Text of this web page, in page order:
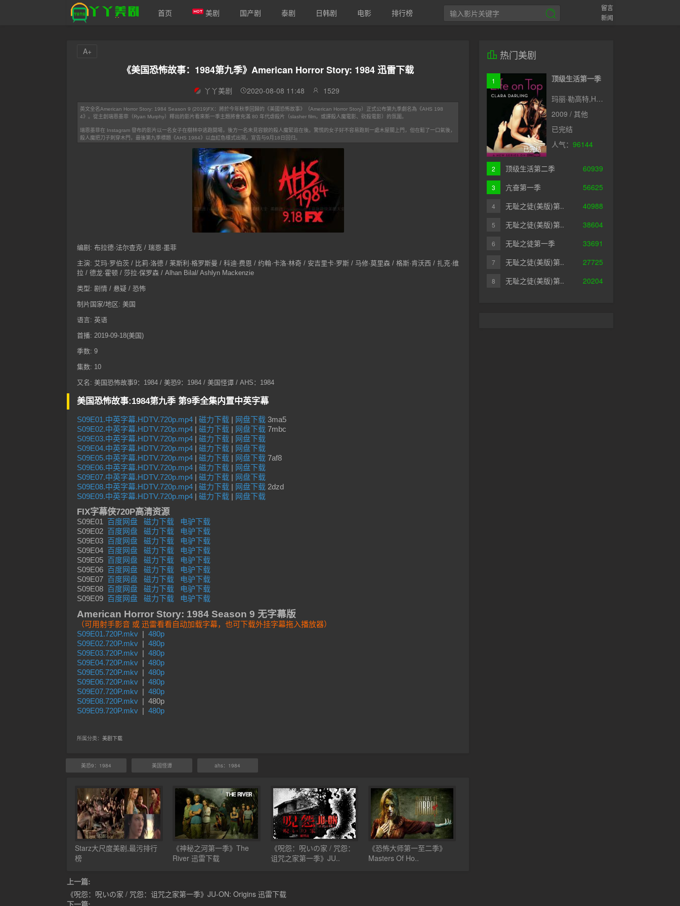
爱美剧
首页 美剧 国产剧 泰剧 日韩剧 电影 排行榜
留言
新闻
《美国恐怖故事：1984第九季》American Horror Story: 1984 迅雷下载
丫丫美剧 2020-08-08 11:48 1529
英文全名American Horror Story: 1984 Season 9 (2019)FX：將於今年秋季回歸的《美國恐怖故事》（American Horror Story）正式公布第九季劇名為《AHS 198
4》。從主創瑞恩墨菲（Ryan Murphy）釋出的影片看來新一季主題將會充滿 80 年代虐殺片（slasher film，或譯殺人魔電影、砍殺電影）的氛圍。
瑞恩墨菲在 Instagram 發布的影片以一名女子在樹林中逃跑開場，後方一名未見容貌的殺人魔緊追在後。驚慌的女子好不容易跑到一處木屋關上門，但在鬆了一口氣後，
殺人魔把刀子刺穿木門，最後第九季標題《AHS 1984》以血紅色樣式出現，宣告与9月18日回归。
编剧: 布拉德·法尔查克 / 瑞恩·墨菲
主演: 艾玛·罗伯茨 / 比莉·洛德 / 莱斯利·格罗斯曼 / 科迪·费恩 / 约翰·卡洛·林奇 / 安吉里卡·罗斯 / 马修·莫里森 / 格斯·肯沃西 / 扎克·维
拉 / 德龙·霍顿 / 莎拉·保罗森 / Alhan Bilal/ Ashlyn Mackenzie
类型: 剧情 / 悬疑 / 恐怖
制片国家/地区: 美国
语言: 英语
首播: 2019-09-18(美国)
季数: 9
集数: 10
又名: 美国恐怖故事9：1984 / 美恐9：1984 / 美国怪谭 / AHS：1984
美国恐怖故事:1984第九季 第9季全集内置中英字幕
S09E01.中英字幕.HDTV.720p.mp4 | 磁力下载 | 网盘下载 3ma5
S09E02.中英字幕.HDTV.720p.mp4 | 磁力下载 | 网盘下载 7mbc
S09E03.中英字幕.HDTV.720p.mp4 | 磁力下载 | 网盘下载
S09E04.中英字幕.HDTV.720p.mp4 | 磁力下载 | 网盘下载
S09E05.中英字幕.HDTV.720p.mp4 | 磁力下载 | 网盘下载 7af8
S09E06.中英字幕.HDTV.720p.mp4 | 磁力下载 | 网盘下载
S09E07.中英字幕.HDTV.720p.mp4 | 磁力下载 | 网盘下载
S09E08.中英字幕.HDTV.720p.mp4 | 磁力下载 | 网盘下载 2dzd
S09E09.中英字幕.HDTV.720p.mp4 | 磁力下载 | 网盘下载
FIX字幕侠720P高清资源
S09E01 百度网盘 磁力下载
电驴下载
S09E02 百度网盘 磁力下载
电驴下载
S09E03 百度网盘 磁力下载
电驴下载
S09E04 百度网盘 磁力下载
电驴下载
S09E05 百度网盘 磁力下载
电驴下载
S09E06 百度网盘 磁力下载
电驴下载
S09E07 百度网盘 磁力下载
电驴下载
S09E08 百度网盘 磁力下载
电驴下载
S09E09 百度网盘 磁力下载 电驴下载
American Horror Story: 1984 Season 9 无字幕版
（可用射手影音 或 迅雷看看自动加载字幕，也可下载外挂字幕拖入播放器）
S09E01.720P.mkv | 480p
S09E02.720P.mkv | 480p
S09E03.720P.mkv | 480p
S09E04.720P.mkv | 480p
S09E05.720P.mkv | 480p
S09E06.720P.mkv | 480p
S09E07.720P.mkv | 480p
S09E08.720P.mkv | 480p
S09E09.720P.mkv | 480p
A+
所属分类： 美剧下载
美恐9：1984 美国怪谭 ahs：1984
Starz大尺度美剧,最污排行
榜
《神秘之河第一季》The
River 迅雷下载
《呪怨：呪いの家 / 咒怨：
诅咒之家第一季》JU..
《恐怖大师第一至二季》
Masters Of Ho..
上一篇:
《呪怨：呪いの家 / 咒怨：诅咒之家第一季》JU-ON: Origins 迅雷下载
下一篇:
热门美剧
已完结
1
顶级生活第一季
玛丽·勒高特,Heather,Vandeven,克里斯塔·艾恩,Mia,Presley
2009 / 其他
已完结
人气： 96144
2 顶级生活第二季 60939
3 亢奋第一季 56625
4 无耻之徒(美版)第.. 40988
5 无耻之徒(美版)第.. 38604
6 无耻之徒第一季 33691
7 无耻之徒(美版)第.. 27725
8 无耻之徒(美版)第.. 20204